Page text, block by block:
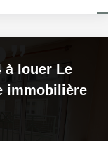
à louer Le
immobilière